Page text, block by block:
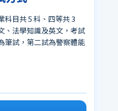
科目共 5 科、四等共 3
、法學知識及英文，考試
筆試，第二試為警察體能